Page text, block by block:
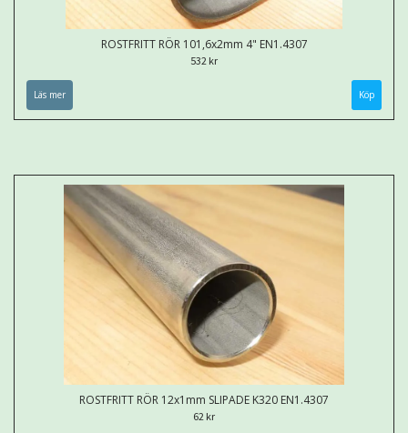
ROSTFRITT RÖR 101,6x2mm 4" EN1.4307
532 kr
Läs mer Köp
ROSTFRITT RÖR 12x1mm SLIPADE K320 EN1.4307
62 kr